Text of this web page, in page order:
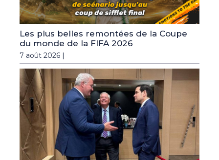
Les plus belles remontées de la Coupe
du monde de la FIFA 2026
7 août 2026 |